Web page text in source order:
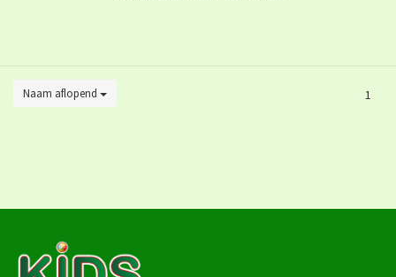
Naam aflopend 1